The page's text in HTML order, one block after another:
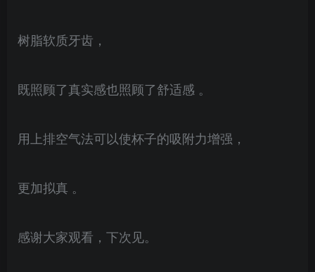
树脂软质牙齿，
既照顾了真实感也照顾了舒适感 。
用上排空气法可以使杯子的吸附力增强，
更加拟真 。
感谢大家观看，下次见。